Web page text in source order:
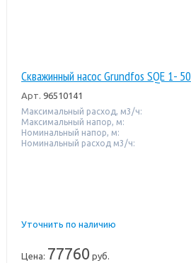
Скважинный насос Grundfos SQE 1- 50
Арт. 96510141
Максимальный расход, м3/ч:
Максимальный напор, м:
Номинальный напор, м:
Номинальный расход м3/ч:
Уточнить по наличию
Цена: 77760 руб.